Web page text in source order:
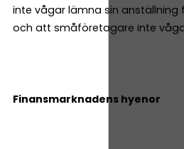
inte vågar lämna sin
och att småföretagare inte
Finansmarknadens hyenor